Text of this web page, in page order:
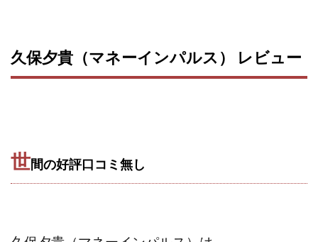
久保夕貴（マネーインパルス） レビュー
世間の好評口コミ無し